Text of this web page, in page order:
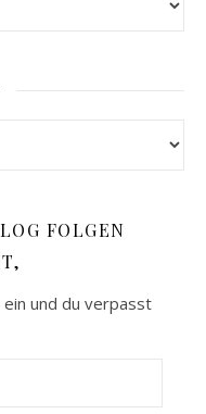
FOLGEN
und du verpasst